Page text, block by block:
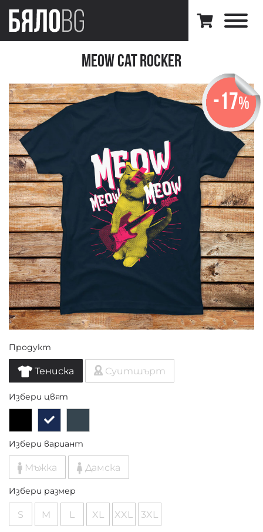
Meow Cat Rocker
-17%
Продукт
Тениска Суитшърт
Избери цвят
Избери вариант
Мъжка Дамска
Избери размер
S M L XL XXL 3XL